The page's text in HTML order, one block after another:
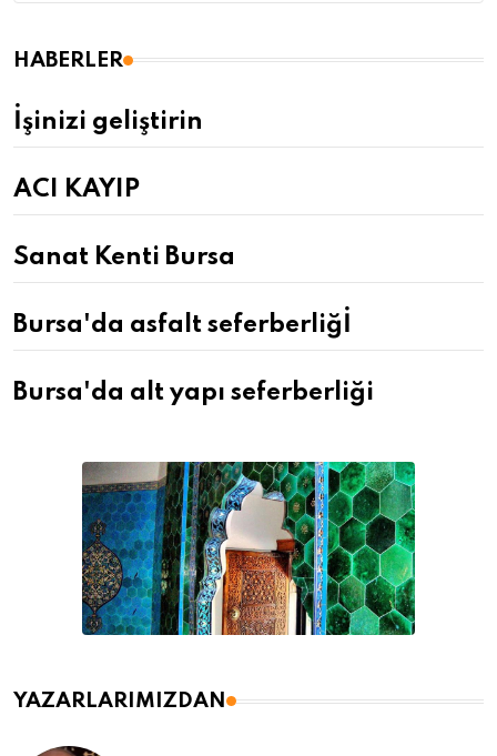
HABERLER
İşinizi geliştirin
ACI KAYIP
Sanat Kenti Bursa
Bursa'da asfalt seferberliğİ
Bursa'da alt yapı seferberliği
YAZARLARIMIZDAN